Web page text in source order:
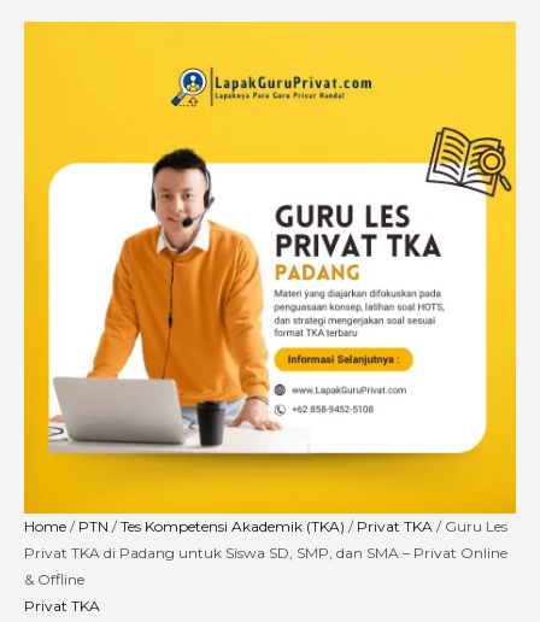
Home / PTN /Tes Kompetensi Akademik (TKA) / Privat TKA / Guru Les
Privat TKA di Padang untuk Siswa SD, SMP, dan SMA – Privat Online
& Offline
Privat TKA
through
untuk
Online
Offline